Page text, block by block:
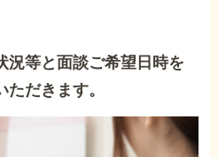
況等と面談ご希望日時を
だきます。